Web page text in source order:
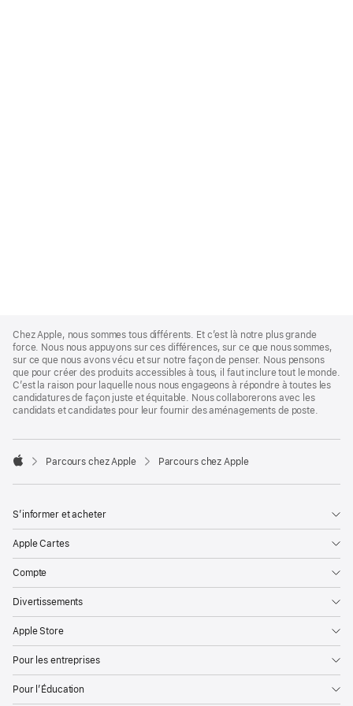
Footer
Chez Apple, nous sommes tous différents. Et c’est là notre plus grande
force. Nous nous appuyons sur ces différences, sur ce que nous sommes,
sur ce que nous avons vécu et sur notre façon de penser. Nous pensons
que pour créer des produits accessibles à tous, il faut inclure tout le monde.
C’est la raison pour laquelle nous nous engageons à répondre à toutes les
candidatures de façon juste et équitable. Nous collaborerons avec les
candidats et candidates pour leur fournir des aménagements de poste.

Parcours chez Apple Parcours chez Apple
S’informer et acheter
Apple Cartes
Compte
Divertissements
Apple Store
Pour les entreprises
Pour l’Éducation